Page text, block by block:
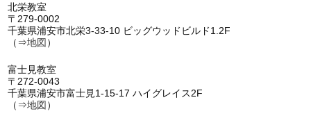
北栄教室
〒279-0002
千葉県浦安市北栄3-33-10 ビッグウッドビルド1.2F
（⇒地図 ）
富士見教室
〒272-0043
千葉県浦安市富士見1-15-17 ハイグレイス2F
（⇒地図 ）